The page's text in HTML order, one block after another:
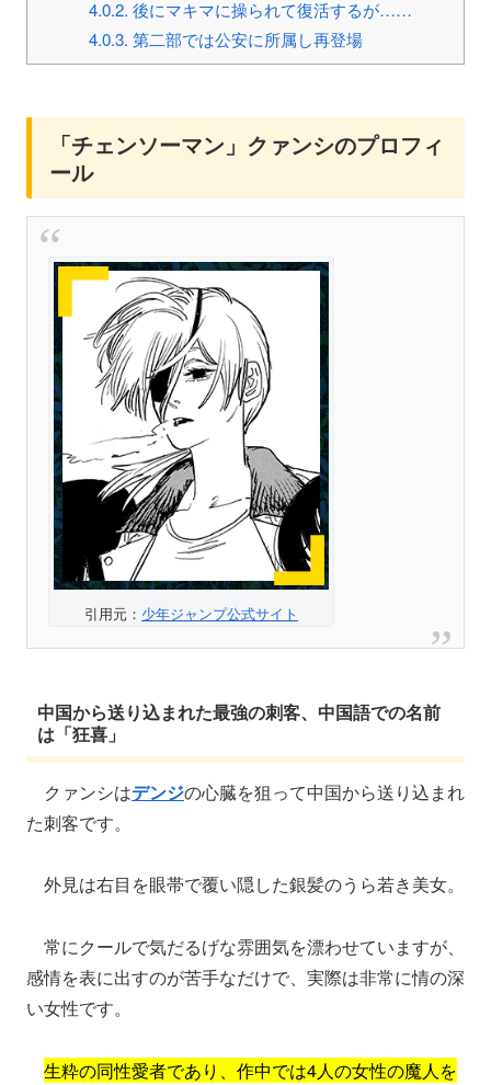
4.0.2. 後にマキマに操られて復活するが……
4.0.3. 第二部では公安に所属し再登場
「チェンソーマン」クァンシのプロフィ
ール
引用元： 少年ジャンプ公式サイト
中国から送り込まれた最強の刺客、中国語での名前
は「狂喜」
クァンシはデンジの心臓を狙って中国から送り込まれ
た刺客です。
外見は右目を眼帯で覆い隠した銀髪のうら若き美女。
常にクールで気だるげな雰囲気を漂わせていますが、
感情を表に出すのが苦手なだけで、実際は非常に情の深
い女性です。
生粋の同性愛者であり、作中では4人の女性の魔人を